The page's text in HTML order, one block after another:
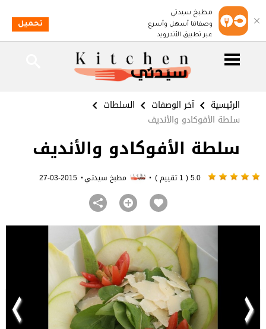
الرئيسية آخر الوصفات
السلطات
سلطة الأفوكادو والأنديف
سلطة الأفوكادو والأنديف
· مطبخ سيدتي·
2015-03-27
مطبخ سيدتي
وصفاتنا أسهل وأسرع
عبر تطبيق الأندرويد
تحميل